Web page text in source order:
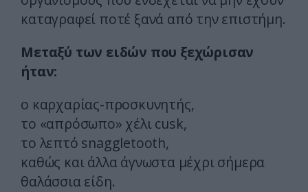
καταγραφεί ποτέ ξανά από την επιστήμη.
Μεταξύ των ειδών που ξεχώρισαν
ήταν:
ο καρχαρίας-προσκυνητής,
το «απρόσωπο» χέλι cusk,
το λεπτό snaggletooth,
καθώς και άλλα άγνωστα μέχρι σήμερα
θαλάσσια είδη.